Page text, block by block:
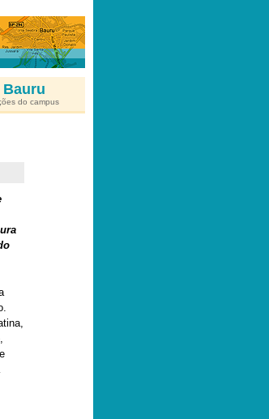
Bauru
do campus